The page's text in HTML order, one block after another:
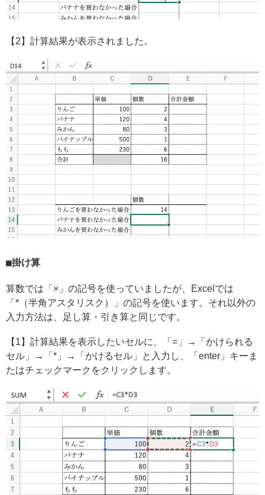
【2】計算結果が表示されました。
掛け算
算数では「×」の記号を使っていましたが、Excelでは
「*（半角アスタリスク）」の記号を使います。それ以外の
入力方法は、足し算・引き算と同じです。
【1】計算結果を表示したいセルに、「=」→「かけられる
セル」→「*」→「かけるセル」と入力し、「enter」キーま
たはチェックマークをクリックします。